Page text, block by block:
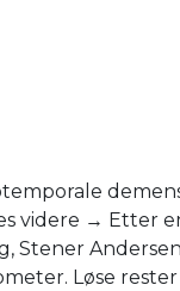
videre → Etter
Stener
Løse